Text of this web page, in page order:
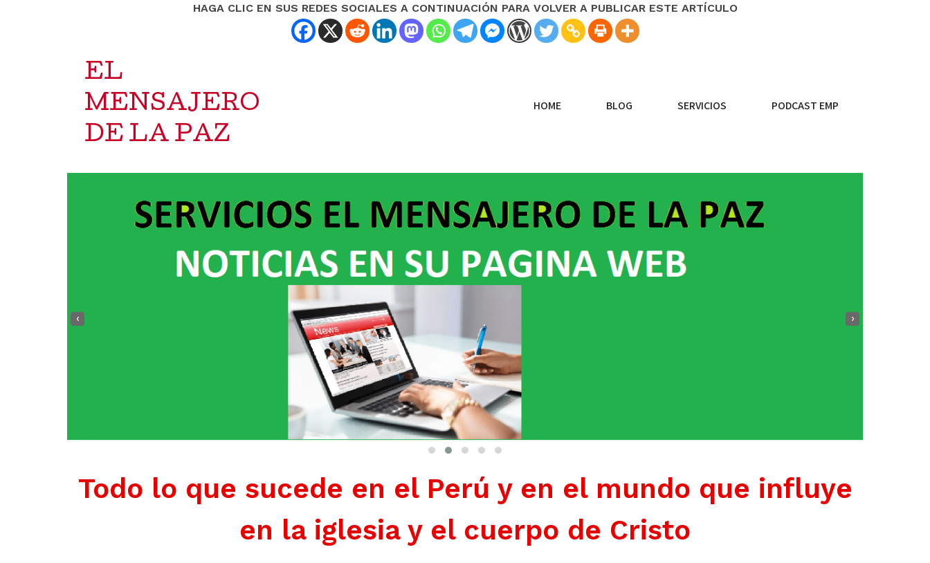
HAGA CLIC EN SUS REDES SOCIALES A CONTINUACIÓN PARA VOLVER A PUBLICAR ESTE ARTÍCULO
EL
MENSAJERO
DE LA PAZ
HOME BLOG SERVICIOS PODCAST EMP
‹ ›
Todo lo que sucede en el Perú y en el mundo que influye
en la iglesia y el cuerpo de Cristo